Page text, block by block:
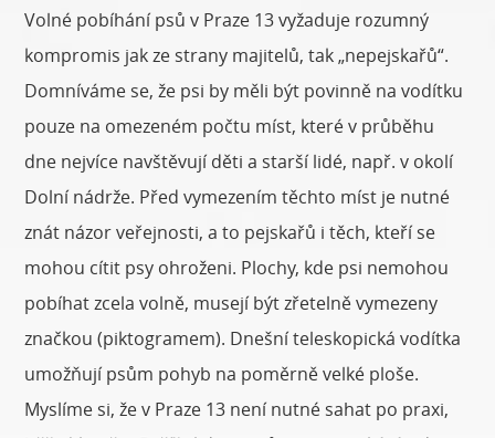
Volné pobíhání psů v Praze 13 vyžaduje rozumný
kompromis jak ze strany majitelů, tak „nepejskařů“.
Domníváme se, že psi by měli být povinně na vodítku
pouze na omezeném počtu míst, které v průběhu
dne nejvíce navštěvují děti a starší lidé, např. v okolí
Dolní nádrže. Před vymezením těchto míst je nutné
znát názor veřejnosti, a to pejskařů i těch, kteří se
mohou cítit psy ohroženi. Plochy, kde psi nemohou
pobíhat zcela volně, musejí být zřetelně vymezeny
značkou (piktogramem). Dnešní teleskopická vodítka
umožňují psům pohyb na poměrně velké ploše.
Myslíme si, že v Praze 13 není nutné sahat po praxi,